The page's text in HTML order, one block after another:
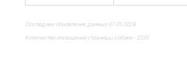
Последнее обновление данных 07.05.2024
Количество посещений страницы собаки - 2235